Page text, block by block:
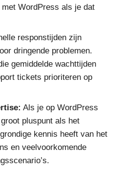
WordPress als je dat
responstijden zijn
dringende problemen.
gemiddelde wachttijden
tickets prioriteren op
Als je op WordPress
pluspunt als het
kennis heeft van het
en veelvoorkomende